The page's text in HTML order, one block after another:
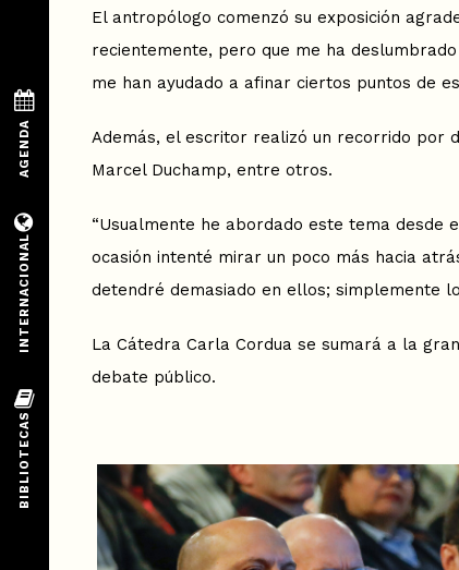
El antropólogo comenzó su exposición
recientemente, pero que me ha
me han ayudado a afinar ciertos puntos de
Además, el escritor realizó un recorrido por
Marcel Duchamp, entre otros.
“Usualmente he abordado este tema
ocasión intenté mirar un poco más hacia
detendré demasiado en ellos; simplemente
La Cátedra Carla Cordua se sumará a la
debate público.